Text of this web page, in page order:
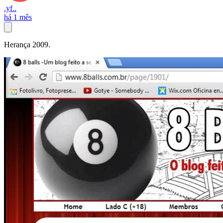
.yf..
há 1 mês
Herança 2009.